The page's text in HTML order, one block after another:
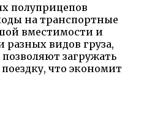
полуприцепов
на транспортные
вместимости и
разных видов груза,
загружать
что экономит